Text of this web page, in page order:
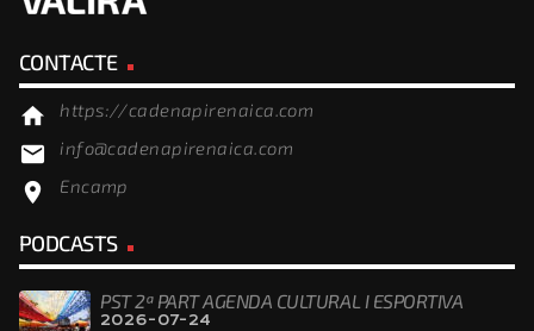
CONTACTE
home https://cadenapirenaica.com
email info@cadenapirenaica.com
location_on Encamp
PODCASTS
PST 2ª PART AGENDA CULTURAL I ESPORTIVA
2026-07-24